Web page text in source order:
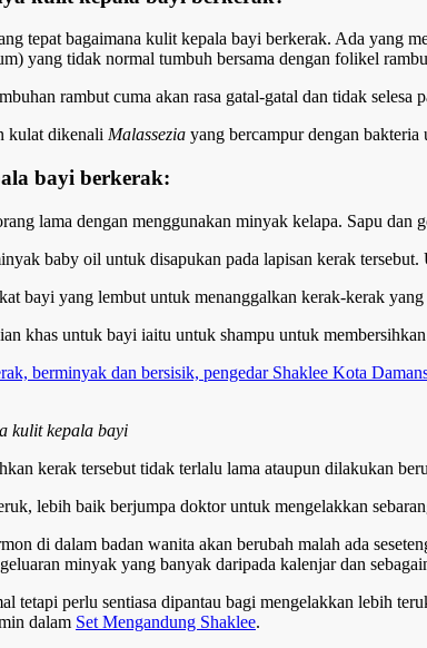
tepat bagaimana kulit kepala bayi berkerak. Ada yang
yang tidak normal tumbuh bersama dengan folikel
rambut cuma akan rasa gatal-gatal dan tidak selesa
kulat dikenali Malassezia yang bercampur dengan
bayi berkerak:
lama dengan menggunakan minyak kelapa. Sapu dan
baby oil untuk disapukan pada lapisan kerak
bayi yang lembut untuk menanggalkan kerak-kerak yang
khas untuk bayi iaitu untuk shampu untuk
kulit kepala bayi
kerak tersebut tidak terlalu lama ataupun dilakukan
lebih baik berjumpa doktor untuk mengelakkan
di dalam badan wanita akan berubah malah ada
minyak yang banyak daripada kalenjar dan
tetapi perlu sentiasa dipantau bagi mengelakkan lebih
dalam Set Mengandung Shaklee.